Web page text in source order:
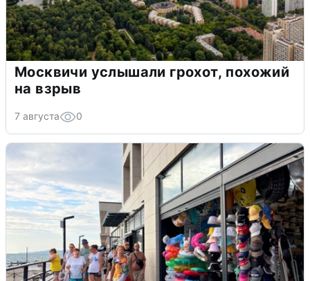
Москвичи услышали грохот, похожий
на взрыв
7 августа 0